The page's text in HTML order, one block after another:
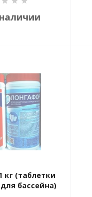
(таблетки
бассейна)